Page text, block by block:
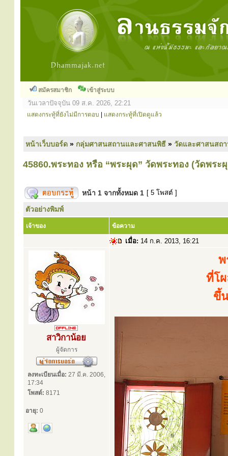
สมัครสมาชิก เข้าสู่ระบบ
วันเวลาปัจจุบัน 09 ส.ค. 2026, 22:21
แสดงกระทู้ที่ยังไม่มีการตอบ แสดงกระทู้ที่เปิดดูแล้ว
หน้าเว็บบอร์ด » กลุ่มศาสนสถานและศาสนพิธี » วัดและศาสนสถ
45860.พระทอง หรือ “พระผุด” วัดพระทอง (วัดพระ
หน้า 1 จากทั้งหมด 1 [ 5 โพสต์ ]
ตัวอย่างพิมพ์
เจ้าของ ข้อความ
เมื่อ: 14 ก.ค. 2013, 16:21
สาวิกาน้อย
ผู้จัดการ
ลงทะเบียนเมื่อ: 27 มี.ค. 2006,
17:34
โพสต์: 8171
อายุ: 0
พ
ที่โ
ขึ้